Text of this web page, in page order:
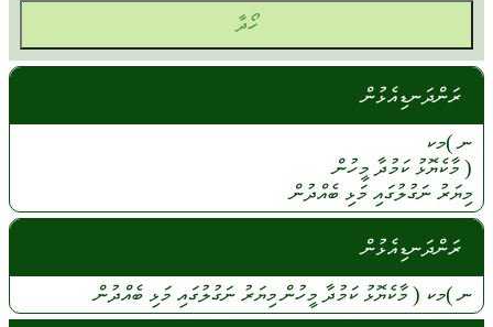
ރަންދަނޑިއެޅުން
ނ )މކ
(މާކެޔޮޅުކަމުދާ މީހުން
މިޔަރު ނަގުލުގައިމަޅި ބެއްދުން
ރަންދަނޑިއެޅުން
ނ)މކ (މާކެޔޮޅުކަމުދާ މީހުންމިޔަރު ނަގުލުގައިމަޅި ބެއްދުން